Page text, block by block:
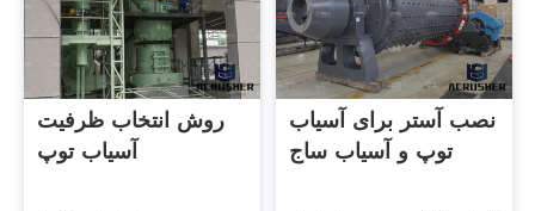
روش انتخاب ظرفیت
آسیاب توپ
نصب آستر برای آسیاب
توپ و آسیاب ساج